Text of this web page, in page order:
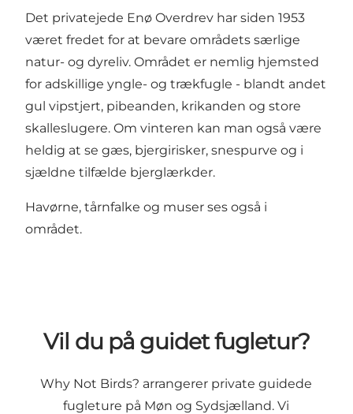
Det privatejede Enø Overdrev har siden 1953
været fredet for at bevare områdets særlige
natur- og dyreliv. Området er nemlig hjemsted
for adskillige yngle- og trækfugle - blandt andet
gul vipstjert, pibeanden, krikanden og store
skalleslugere. Om vinteren kan man også være
heldig at se gæs, bjergirisker, snespurve og i
sjældne tilfælde bjerglærkder.
Havørne, tårnfalke og muser ses også i
området.
Vil du på guidet fugletur?
Why Not Birds? arrangerer private guidede
fugleture på Møn og Sydsjælland. Vi